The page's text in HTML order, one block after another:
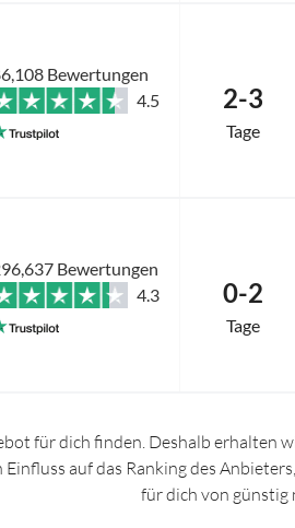
Bewertungen
4.5
2-3
Tage
Bewertungen
4.3
0-2
Tage
für dich finden. Deshalb erhalten
auf das Ranking des
für dich von günstig